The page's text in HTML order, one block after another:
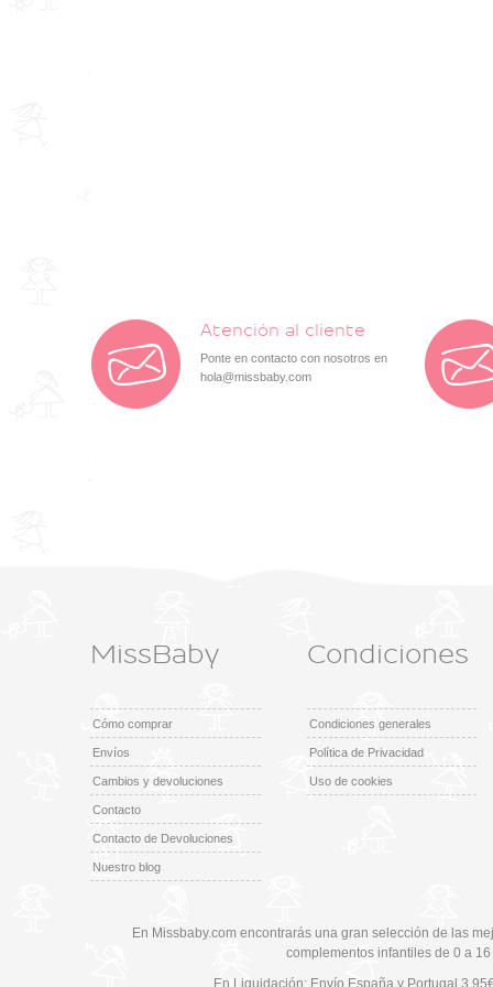
Atención al cliente
Ponte en contacto con nosotros en
hola@missbaby.com
MissBaby
Cómo comprar
Envíos
Cambios y devoluciones
Contacto
Contacto de Devoluciones
Nuestro blog
Condiciones
Condiciones generales
Política de Privacidad
Uso de cookies
En Missbaby.com encontrarás una gran selección de las
complementos infantiles de 0 a
En Liquidación: Envío España y Portugal